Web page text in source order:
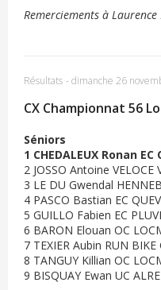
Remerciements à Laurence
Résultats - dimanche 26
CX Championnat 56
Séniors
1 CHEDALEUX Ronan EC
2 JOSSO Antoine VELOCE
3 LE DU Gwendal
4 PASCO Bastian EC
5 GUILLO Fabien EC
6 BARON Elouan OC
7 TEXIER Aubin RUN
8 TANGUY Killian OC
9 BISQUAY Ewan UC